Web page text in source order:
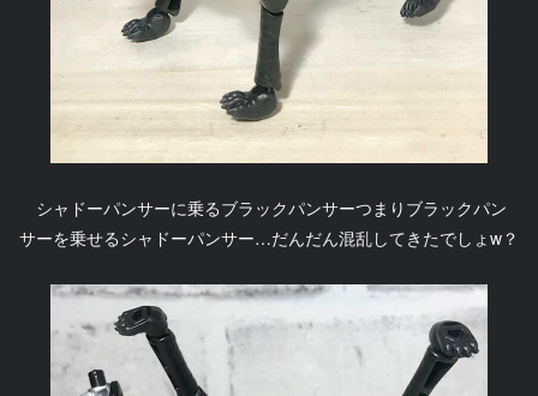
シャドーパンサーに乗るブラックパンサーつまりブラックパン
サーを乗せるシャドーパンサー…だんだん混乱してきたでしょw？